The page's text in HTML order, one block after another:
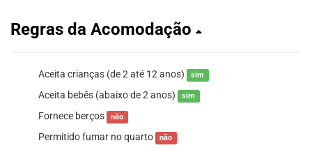
Regras da Acomodação
Aceita crianças (de 2 até 12 anos) sim
Aceita bebês (abaixo de 2 anos) sim
Fornece berços não
Permitido fumar no quarto não